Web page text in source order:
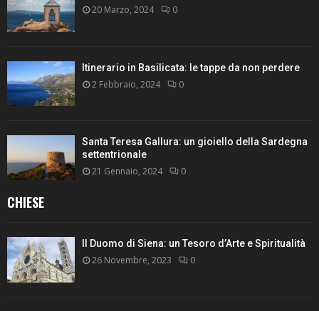
20 Marzo, 2024 0
Itinerario in Basilicata: le tappe da non perdere
2 Febbraio, 2024 0
Santa Teresa Gallura: un gioiello della Sardegna
settentrionale
21 Gennaio, 2024 0
CHIESE
Il Duomo di Siena: un Tesoro d’Arte e Spiritualità
26 Novembre, 2023 0